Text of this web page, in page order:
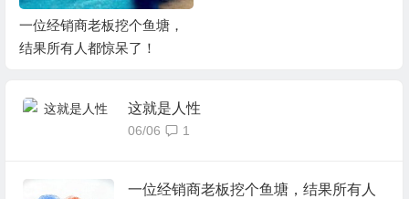
一位经销商老板挖个鱼塘，
结果所有人都惊呆了！
这就是人性
06/06 1
一位经销商老板挖个鱼塘，结果所有人